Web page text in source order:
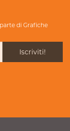
di Grafiche
Iscriviti!